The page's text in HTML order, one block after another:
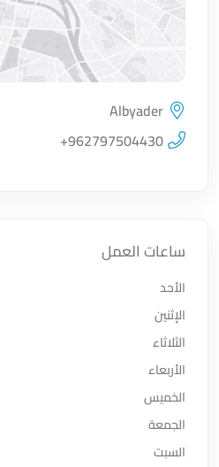
اضغط لتحميل الموقع
Albyader
+962797504430
ساعات العمل
الأحد
الإثنين
الثلاثاء
الأربعاء
الخميس
الجمعة
السبت